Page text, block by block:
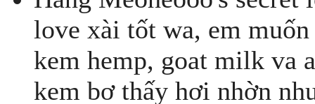
love xài tốt wa, em
kem hemp, goat milk va
kem bơ thấy hơi nhờn